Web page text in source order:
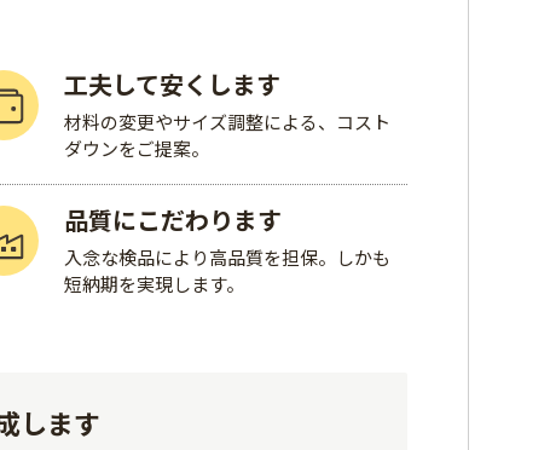
工夫して安くします
材料の変更やサイズ調整による、コスト
ダウンをご提案。
品質にこだわります
入念な検品により高品質を担保。しかも
短納期を実現します。
します